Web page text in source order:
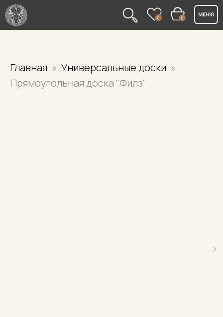
0 0
Главная
Универсальные доски
Прямоугольная доска "Филз"